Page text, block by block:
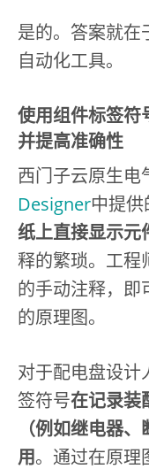
是的。答案就在
自动化工具。
使用组件标签符
并提高准确性
西门子云原生电
Designer中提供
纸上直接显示元
释的繁琐。工程
的手动注释，即
的原理图。
对于配电盘设计
签符号在记录装
（例如继电器
用。通过在原理